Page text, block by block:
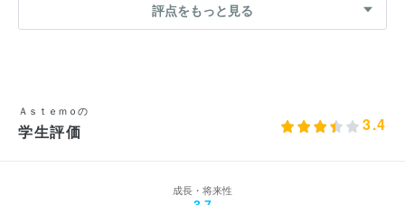
評点をもっと見る
Ａｓｔｅｍｏの
学生評価 3.4
成長・将来性